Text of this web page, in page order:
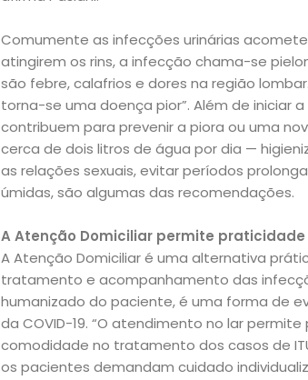
Bora
lá!
Casa
e
Decoração
Exclusiva
Homem
Mães
Comumente as infecções urinárias
atingirem os rins, a infecção chama-se
são febre, calafrios e dores na região
torna-se uma doença pior”. Além de iniciar
contribuem para prevenir a piora ou uma
cerca de dois litros de água por dia —
as relações sexuais, evitar períodos
úmidas, são algumas das recomendações.
A Atenção Domiciliar permite
A Atenção Domiciliar é uma alternativa
tratamento e acompanhamento das
humanizado do paciente, é uma forma de
da COVID-19. “O atendimento no lar
comodidade no tratamento dos casos de
os pacientes demandam cuidado